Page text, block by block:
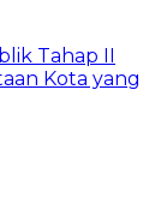
Tahap II
Kota yang